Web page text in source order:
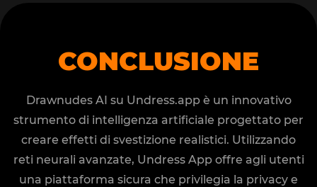
CONCLUSIONE
Drawnudes AI su Undress.app è un innovativo
strumento di intelligenza artificiale progettato per
creare effetti di svestizione realistici. Utilizzando
reti neurali avanzate, Undress App offre agli utenti
una piattaforma sicura che privilegia la privacy e